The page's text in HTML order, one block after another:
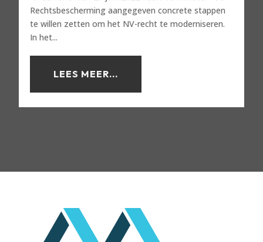
Rechtsbescherming aangegeven concrete stappen
te willen zetten om het NV-recht te moderniseren.
In het...
LEES MEER...